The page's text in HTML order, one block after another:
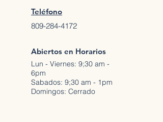
Teléfono
809-284-4172
Abiertos en Horarios
Lun - Viernes: 9;30 am -
6pm
Sabados: 9;30 am - 1pm
Domingos: Cerrado